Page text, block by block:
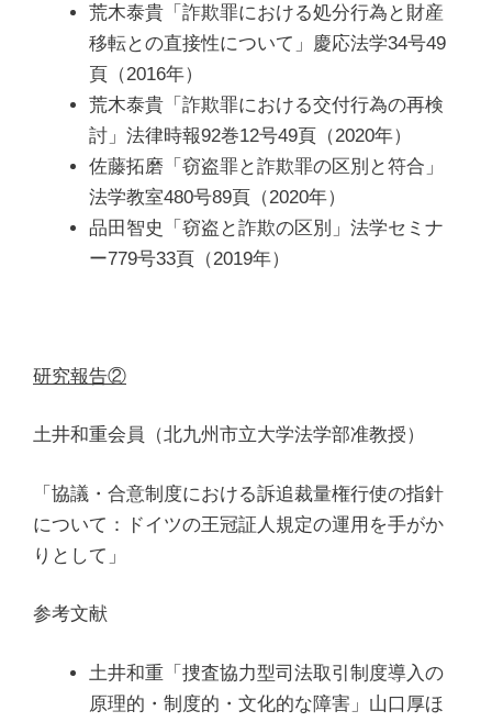
荒木泰貴「詐欺罪における処分行為と財産
移転との直接性について」慶応法学34号49
頁（2016年）
荒木泰貴「詐欺罪における交付行為の再検
討」法律時報92巻12号49頁（2020年）
佐藤拓磨「窃盗罪と詐欺罪の区別と符合」
法学教室480号89頁（2020年）
品田智史「窃盗と詐欺の区別」法学セミナ
ー779号33頁（2019年）
研究報告②
土井和重会員（北九州市立大学法学部准教授）
「協議・合意制度における訴追裁量権行使の指針
について：ドイツの王冠証人規定の運用を手がか
りとして」
参考文献
土井和重「捜査協力型司法取引制度導入の
原理的・制度的・文化的な障害」山口厚ほ